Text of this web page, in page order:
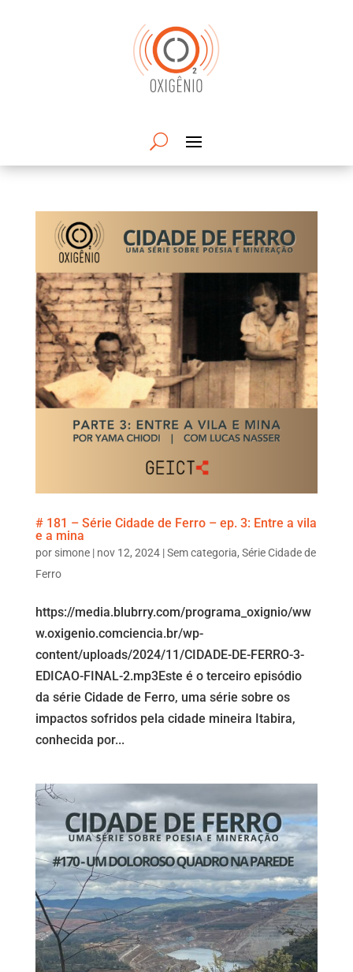
# 181 – Série Cidade de Ferro – ep. 3: Entre a vila
e a mina
por simone| nov 12, 2024|Sem categoria, Série Cidade de
Ferro
https://media.blubrry.com/programa_oxignio/ww
w.oxigenio.comciencia.br/wp-
content/uploads/2024/11/CIDADE-DE-FERRO-3-
EDICAO-FINAL-2.mp3Este é o terceiro episódio
da série Cidade de Ferro, uma série sobre os
impactos sofridos pela cidade mineira Itabira,
conhecida por...